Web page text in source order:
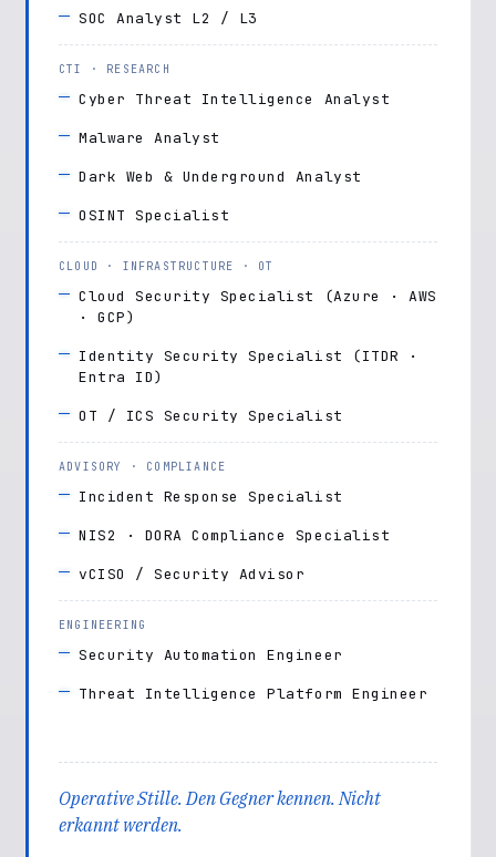
SOC Analyst L2 / L3
CTI · RESEARCH
Cyber Threat Intelligence Analyst
Malware Analyst
Dark Web & Underground Analyst
OSINT Specialist
CLOUD · INFRASTRUCTURE · OT
Cloud Security Specialist (Azure · AWS
· GCP)
Identity Security Specialist (ITDR ·
Entra ID)
OT / ICS Security Specialist
ADVISORY · COMPLIANCE
Incident Response Specialist
NIS2 · DORA Compliance Specialist
vCISO / Security Advisor
ENGINEERING
Security Automation Engineer
Threat Intelligence Platform Engineer
Operative Stille.Den Gegner kennen. Nicht
erkannt werden.